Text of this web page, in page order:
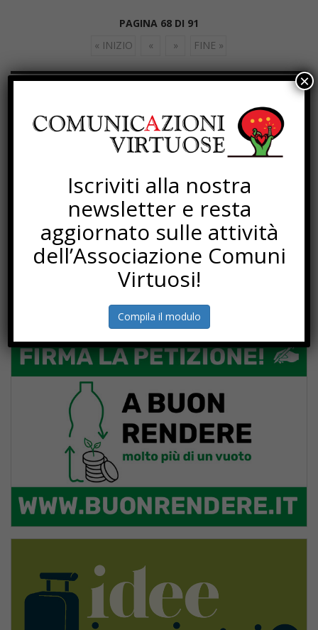
PAGINA 68 DI 91
« INIZIO
« » FINE »
SOTTOSCRIZIONI
Iscriviti alla nostra
newsletter e resta
aggiornato sulle attività
dell’Associazione Comuni
Virtuosi!
Compila il modulo
×